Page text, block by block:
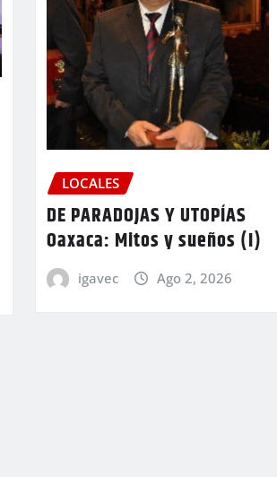
LOCALES
DE PARADOJAS Y UTOPÍAS
Oaxaca: Mitos y sueños (I)
igavec
Ago 2, 2026